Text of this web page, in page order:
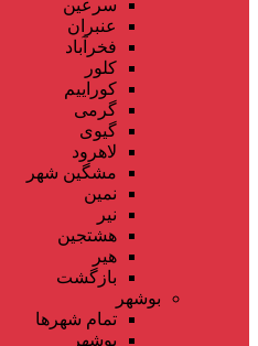
سرعین
عنبران
فخرآباد
کلور
کوراییم
گرمی
گیوی
لاهرود
مشگین شهر
نمین
نیر
هشتجین
هیر
بازگشت
بوشهر
تمام شهر‌ها
بوشهر